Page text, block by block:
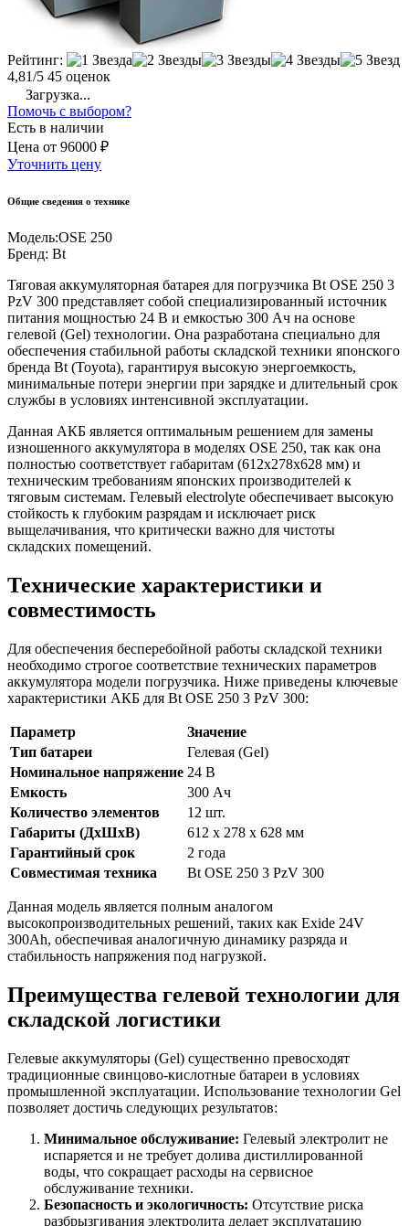
Рейтинг:
4,81/5 45 оценок
Загрузка...
Помочь с выбором?
Есть в наличии
Цена от 96000 ₽
Уточнить цену
Общие сведения о технике
Модель:OSE 250
Бренд: Bt
Тяговая аккумуляторная батарея для погрузчика Bt OSE 250 3
PzV 300 представляет собой специализированный источник
питания мощностью 24 В и емкостью 300 Ач на основе
гелевой (Gel) технологии. Она разработана специально для
обеспечения стабильной работы складской техники японского
бренда Bt (Toyota), гарантируя высокую энергоемкость,
минимальные потери энергии при зарядке и длительный срок
службы в условиях интенсивной эксплуатации.
Данная АКБ является оптимальным решением для замены
изношенного аккумулятора в моделях OSE 250, так как она
полностью соответствует габаритам (612x278x628 мм) и
техническим требованиям японских производителей к
тяговым системам. Гелевый electrolyte обеспечивает высокую
стойкость к глубоким разрядам и исключает риск
выщелачивания, что критически важно для чистоты
складских помещений.
Технические характеристики и
совместимость
Для обеспечения бесперебойной работы складской техники
необходимо строгое соответствие технических параметров
аккумулятора модели погрузчика. Ниже приведены ключевые
характеристики АКБ для Bt OSE 250 3 PzV 300:
Параметр
Значение
Тип батареи
Гелевая (Gel)
Номинальное напряжение 24 В
Емкость
300 Ач
Количество элементов
12 шт.
Габариты (ДхШхВ)
612 x 278 x 628 мм
Гарантийный срок
2 года
Совместимая техника
Bt OSE 250 3 PzV 300
Данная модель является полным аналогом
высокопроизводительных решений, таких как Exide 24V
300Ah, обеспечивая аналогичную динамику разряда и
стабильность напряжения под нагрузкой.
Преимущества гелевой технологии для
складской логистики
Гелевые аккумуляторы (Gel) существенно превосходят
традиционные свинцово-кислотные батареи в условиях
промышленной эксплуатации. Использование технологии Gel
позволяет достичь следующих результатов:
Минимальное обслуживание: Гелевый электролит не
испаряется и не требует долива дистиллированной
воды, что сокращает расходы на сервисное
обслуживание техники.
Безопасность и экологичность: Отсутствие риска
разбрызгивания электролита делает эксплуатацию